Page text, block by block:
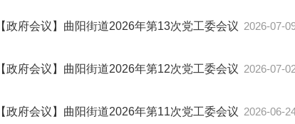
【政府会议】曲阳街道2026年第13次党工委会议 2026-07-
【政府会议】曲阳街道2026年第12次党工委会议 2026-07-
【政府会议】曲阳街道2026年第11次党工委会议 2026-06-